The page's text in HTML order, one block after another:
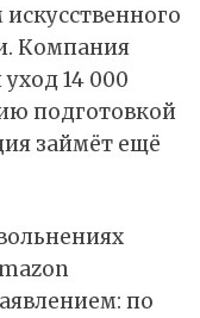
Компания
14 000
подготовкой
займёт ещё
по